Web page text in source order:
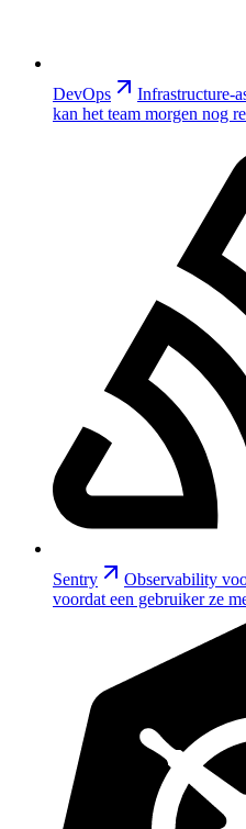
DevOps
Infrastructure-
kan het team morgen nog
Sentry
Observability
voordat een gebruiker ze